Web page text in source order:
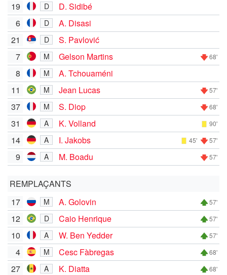
19 D
D. Sidibé
6
D
A. Disasi
21
D
S. Pavlović
7
M Gelson Martins 68'
8 M
A. Tchouaméni
11
M Jean Lucas 57'
37 M S. Diop 68'
31 A K. Volland 90'
14 A I. Jakobs 45' 57'
9 A M. Boadu 57'
REMPLAÇANTS
17
M A. Golovin 57'
12 D Caio Henrique 57'
10 A W. Ben Yedder 57'
4 M Cesc Fàbregas 68'
27 A K. Diatta 68'